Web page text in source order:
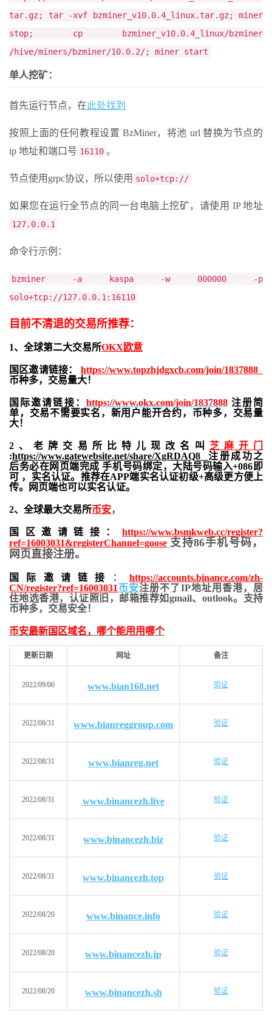
tar.gz; tar -xvf bzminer_v10.0.4_linux.tar.gz; miner
stop; cp bzminer_v10.0.4_linux/bzminer
/hive/miners/bzminer/10.0.2/; miner start
单人挖矿：
首先运行节点，在此处找到
按照上面的任何教程设置 BzMiner，将池 url 替换为节点的
ip 地址和端口号 16110 。
节点使用grpc协议，所以使用 solo+tcp://
如果您在运行全节点的同一台电脑上挖矿，请使用 IP 地址
127.0.0.1
命令行示例：
bzminer -a kaspa -w 000000 -p
solo+tcp://127.0.0.1:16110
目前不清退的交易所推荐：
1、全球第二大交易所OKX欧意
国区邀请链接： https://www.topzhjdgxcb.com/join/1837888
币种多，交易量大！
国际邀请链接： https://www.okx.com/join/1837888注册简
单，交易不需要实名，新用户能开合约， 币种多，交易量
大！
2、老牌交易所比特儿现改名叫 芝麻开门
:https://www.gatewebsite.net/share/XgRDAQ8 注册成功之
后务必在网页端完成 手机号码绑定，大陆号码输入+086即
可 ，实名认证。推荐在APP端实名认证初级+高级更方便上
传。网页端也可以实名认证。
2、全球最大交易所币安，
国区邀请链接： https://www.bsmkweb.cc/register?
ref=16003031&registerChannel=goose 支持86手机号码，
网页直接注册。
国际邀请链接 ：https://accounts.binance.com/zh-
CN/register?ref=16003031 币安注册不了IP地址用香港，居
住地选香港，认证照旧， 邮箱推荐如gmail、outlook。支持
币种多，交易安全！
币安最新国区域名，哪个能用用哪个
更新日期 网址 备注
2022/09/06 www.bian168.net 验证
2022/08/31 www.bianreggroup.com 验证
2022/08/31 www.bianreg.net 验证
2022/08/31 www.binancezh.live 验证
2022/08/31 www.binancezh.biz 验证
2022/08/31 www.binancezh.top 验证
2022/08/20 www.binance.info 验证
2022/08/20 www.binancezh.jp 验证
2022/08/20 www.binancezh.sh 验证